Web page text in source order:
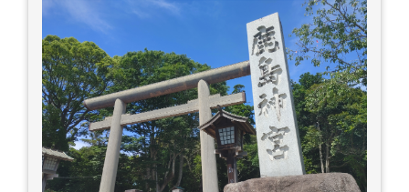
たのでお買い物をしつつ待機して遂に入店。ハン
バーグはレアな焼き加減でとってもジューシーで
最高に美味しかったです！！目の前で店員さんが
カットしてくれるのもとっても良かったです。 こ
れは何個でも行けてしまう勢い、、！！！ 皆様も
静岡へ行く予定がありましたら是非とも召し上が
って見てください！予約は行っていないようなの
で、時と場合とタイミングと要相談で
す、、！！！